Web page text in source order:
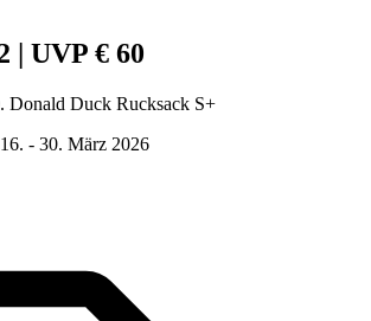
| UVP € 60
Donald Duck Rucksack S+
- 30. März 2026